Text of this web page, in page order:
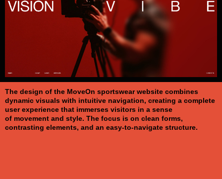
The design of the MoveOn sportswear website combines
dynamic visuals with intuitive navigation, creating a complete
user experience that immerses visitors in a sense
of movement and style. The focus is on clean forms,
contrasting elements, and an easy-to-navigate structure.